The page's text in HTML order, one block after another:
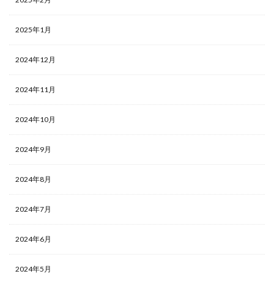
2025年1月
2024年12月
2024年11月
2024年10月
2024年9月
2024年8月
2024年7月
2024年6月
2024年5月